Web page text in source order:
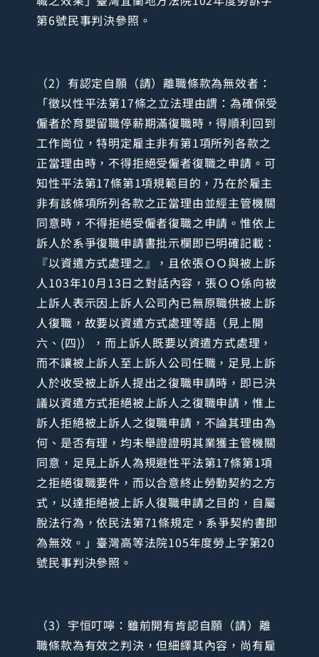
第6號民事判決參照。
（2）有認定自願（請）離職條款為無效者：
「徵以性平法第17條之立法理由謂：為確保受
僱者於育嬰留職停薪期滿復職時，得順利回到
工作崗位，特明定雇主非有第1項所列各款之
正當理由時，不得拒絕受僱者復職之申請。可
知性平法第17條第1項規範目的，乃在於雇主
非有該條項所列各款之正當理由並經主管機關
同意時，不得拒絕受僱者復職之申請。惟依上
訴人於系爭復職申請書批示欄即已明確記載：
『以資遣方式處理之』，且依張ＯＯ與被上訴
人103年10月13日之對話內容，張ＯＯ係向被
上訴人表示因上訴人公司內已無原職供被上訴
人復職，故要以資遣方式處理等語（見上開
六、(四)），而上訴人既要以資遣方式處理，
而不讓被上訴人至上訴人公司任職，足見上訴
人於收受被上訴人提出之復職申請時，即已決
議以資遣方式拒絕被上訴人之復職申請，惟上
訴人拒絕被上訴人之復職申請，不論其理由為
何、是否有理，均未舉證證明其業獲主管機關
同意，足見上訴人為規避性平法第17條第1項
之拒絕復職要件，而以合意終止勞動契約之方
式，以達拒絕被上訴人復職申請之目的，自屬
脫法行為，依民法第71條規定，系爭契約書即
為無效。」臺灣高等法院105年度勞上字第20
號民事判決參照。
（3）宇恒叮嚀：雖前開有肯認自願（請）離
職條款為有效之判決，但細繹其內容，尚有雇